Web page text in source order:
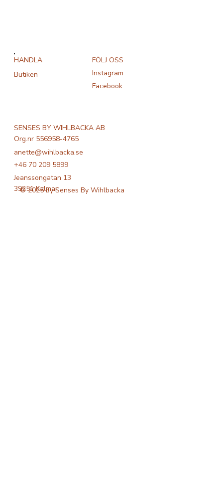
HANDLA
Butiken
anette@wihlbacka.se
SENSES BY WIHLBACKA AB
Org.nr 556958-4765
+46 70 209 5899
Jeanssongatan 13
39251 Kalmar
© 2025 by Senses By Wihlbacka
FÖLJ OSS
Instagram
Facebook